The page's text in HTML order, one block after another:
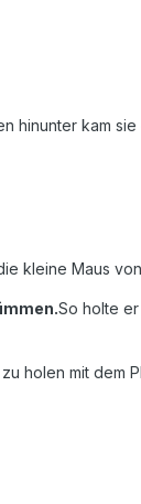
hinunter kam
kleine Maus
So holte
holen mit dem